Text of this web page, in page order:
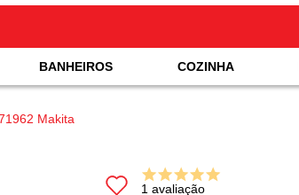
BANHEIROS COZINHA
Makita
1 avaliação